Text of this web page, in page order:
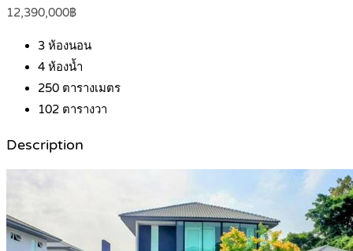
12,390,000฿
3 ห้องนอน
4 ห้องน้ำ
250 ตารางเมตร
102 ตารางวา
Description